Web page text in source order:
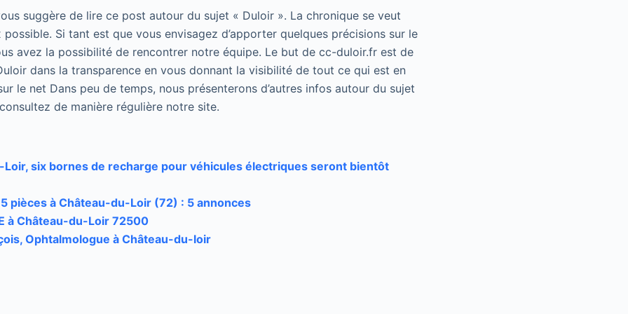
suggère de lire ce post autour du sujet « Duloir ». La chronique se veut
Si tant est que vous envisagez d’apporter quelques précisions sur le
avez la possibilité de rencontrer notre équipe. Le but de cc-duloir.fr est de
dans la transparence en vous donnant la visibilité de tout ce qui est en
le net Dans peu de temps, nous présenterons d’autres infos autour du sujet
de manière régulière notre site.
six bornes de recharge pour véhicules électriques seront bientôt
pièces à Château-du-Loir (72) : 5 annonces
à Château-du-Loir 72500
Ophtalmologue à Château-du-loir